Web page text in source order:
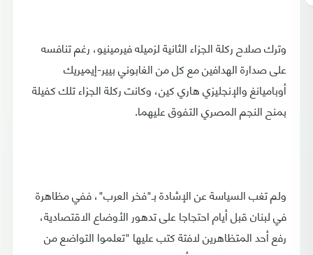
وترك صلاح ركلة الجزاء الثانية لزميله فيرمينيو، رغم تنافسه
على صدارة الهدافين مع كل من الغابوني بيير-إيميريك
أوباميانغ والإنجليزي هاري كين، وكانت ركلة الجزاء تلك كفيلة
بمنح النجم المصري التفوق عليهما.
ولم تغب السياسة عن الإشادة بـ"فخر العرب"، ففي مظاهرة
في لبنان قبل أيام احتجاجا على تدهور الأوضاع الاقتصادية،
رفع أحد المتظاهرين لافتة كتب عليها "تعلموا التواضع من